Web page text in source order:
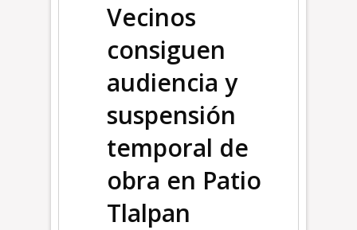
Vecinos
consiguen
audiencia y
suspensión
temporal de
obra en Patio
Tlalpan